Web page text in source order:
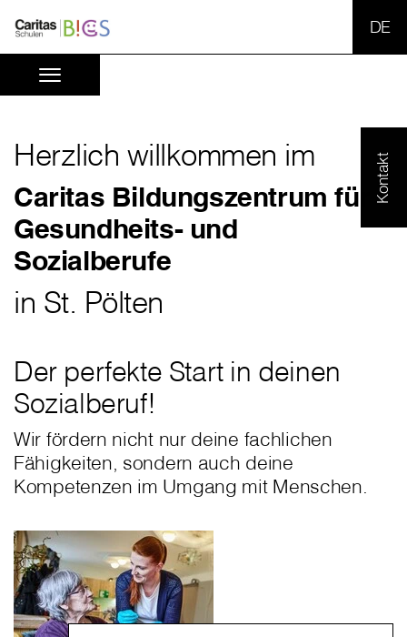
Kontakt
Herzlich willkommen im
Caritas Bildungszentrum für
Gesundheits- und
Sozialberufe
in St. Pölten
Der perfekte Start in deinen
Sozialberuf!
Wir fördern nicht nur deine fachlichen
Fähigkeiten, sondern auch deine
Kompetenzen im Umgang mit Menschen.